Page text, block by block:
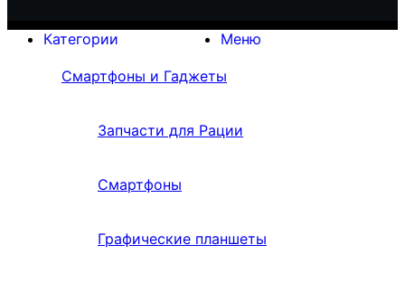
Меню
Категории
Смартфоны и Гаджеты
Запчасти для Рации
Смартфоны
Графические планшеты